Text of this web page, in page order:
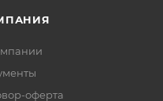
оферта